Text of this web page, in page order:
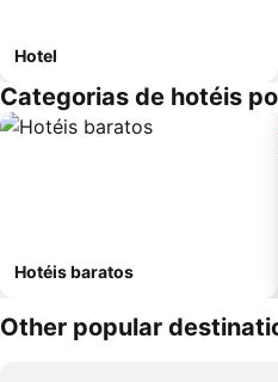
Hotel
Categorias de hotéis
Hotéis baratos
Other popular